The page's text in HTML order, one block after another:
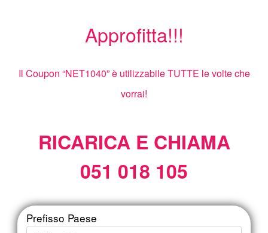
Approfitta!!!
Il Coupon “NET1040” è utilizzabile TUTTE le volte che
vorrai!
RICARICA E CHIAMA
051 018 105
Prefisso Paese